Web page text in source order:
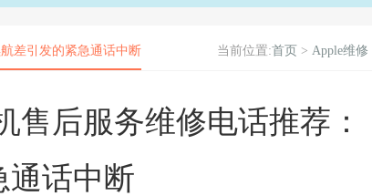
差引发的紧急通话中断 当前位置:首页 > Apple维修
售后服务维修电话推荐：
通话中断